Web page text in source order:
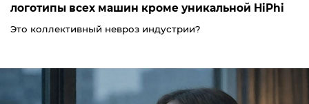
логотипы всех машин кроме уникальной HiPhi
Это коллективный невроз индустрии?